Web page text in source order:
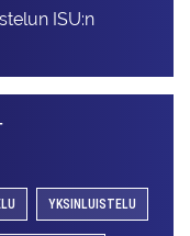
ISU:n
YKSINLUISTELU